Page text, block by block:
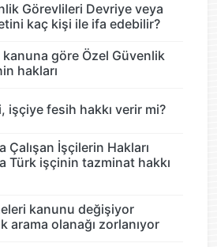
Görevlileri Devriye veya
kaç kişi ile ifa edebilir?
kanuna göre Özel Güvenlik
hakları
işçiye fesih hakkı verir mi?
Çalışan İşçilerin Hakları
Türk işçinin tazminat hakkı
kanunu değişiyor
arama olanağı zorlanıyor